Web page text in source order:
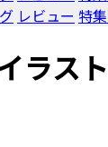
レビュー 特
ラス